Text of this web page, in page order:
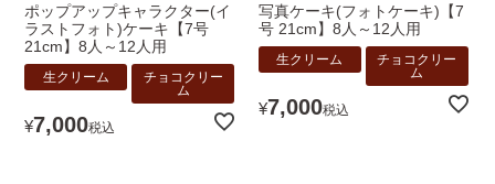
ポップアップキャラクター(イ
ラストフォト)ケーキ【7号
21cm】8人～12人用
生クリーム
チョコクリー
ム
¥7,000税込
写真ケーキ(フォトケーキ)【7
号 21cm】8人～12人用
生クリーム
チョコクリー
ム
¥7,000税込